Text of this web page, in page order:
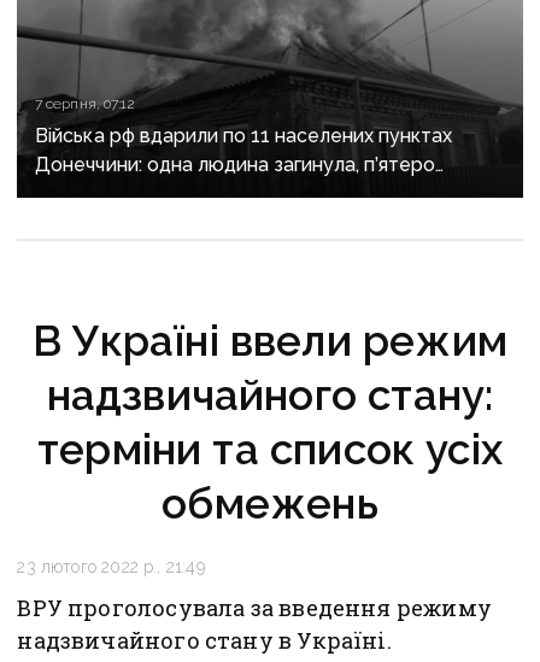
7 серпня, 07:12
Війська рф вдарили по 11 населених пунктах
Донеччини: одна людина загинула, п’ятеро
поранені
В Україні ввели режим
надзвичайного стану:
терміни та список усіх
обмежень
23 лютого 2022 р., 21:49
ВРУ проголосувала за введення режиму
надзвичайного стану в Україні.